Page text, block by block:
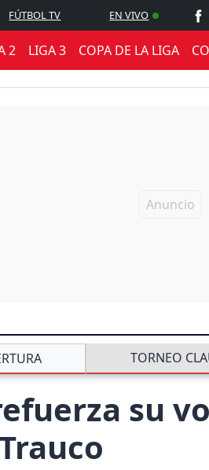
FÚTBOL TV EN VIVO
2 LIGA 3 COPA DE LA LIGA
TORNEO
su